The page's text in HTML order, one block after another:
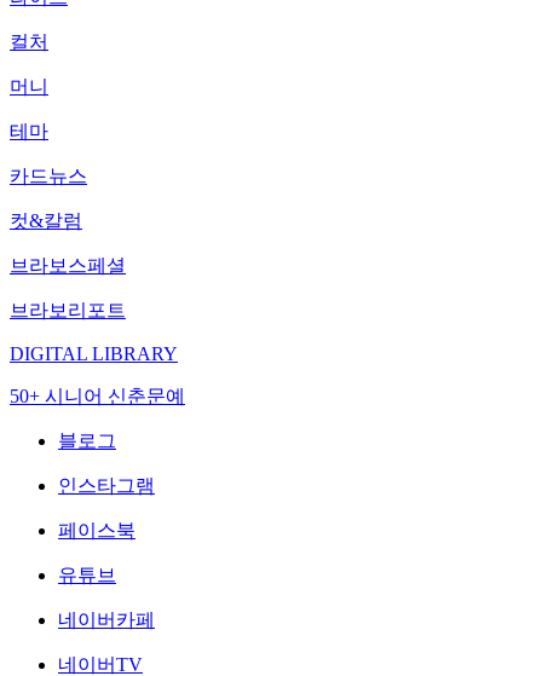
컬처
머니
테마
카드뉴스
컷&칼럼
브라보스페셜
브라보리포트
DIGITAL LIBRARY
50+ 시니어 신춘문예
블로그
인스타그램
페이스북
유튜브
네이버카페
네이버TV